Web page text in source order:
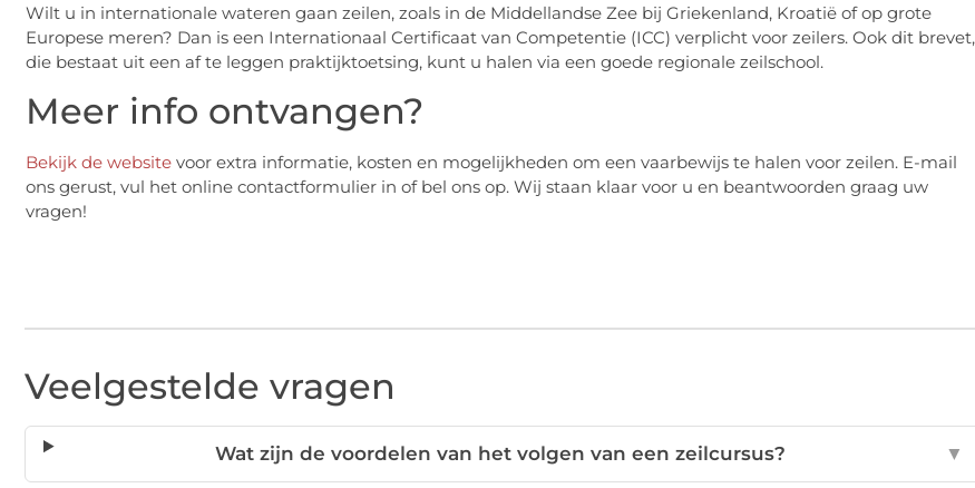
Wilt u in internationale wateren gaan zeilen, zoals in de Middellandse Zee bij Griekenland, Kroatië of op grote
Europese meren? Dan is een Internationaal Certificaat van Competentie (ICC) verplicht voor zeilers. Ook dit brevet,
die bestaat uit een af te leggen praktijktoetsing, kunt u halen via een goede regionale zeilschool.
Meer info ontvangen?
Bekijk de website voor extra informatie, kosten en mogelijkheden om een vaarbewijs te halen voor zeilen. E-mail
ons gerust, vul het online contactformulier in of bel ons op. Wij staan klaar voor u en beantwoorden graag uw
vragen!
Veelgestelde vragen
Wat zijn de voordelen van het volgen van een zeilcursus? ▼